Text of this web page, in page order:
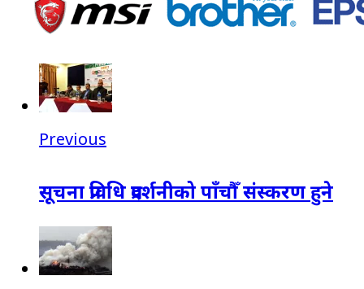
Previous
सूचना प्रविधि प्रदर्शनीको पाँचौँ संस्करण हुने